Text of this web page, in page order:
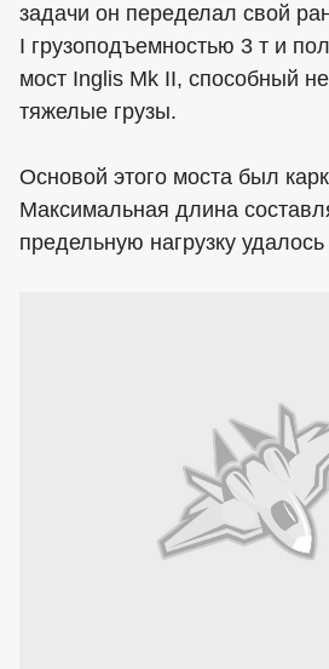
задачи он переделал свой
I грузоподъемностью 3 т и
мост Inglis Mk II, способный
тяжелые грузы.
Основой этого моста был
Максимальная длина
предельную нагрузку